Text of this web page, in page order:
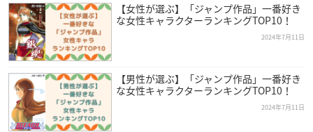
【女性が選ぶ】「ジャンプ作品」一番好き
な女性キャラクターランキングTOP10！
2024年7月11日
【男性が選ぶ】「ジャンプ作品」一番好き
な女性キャラクターランキングTOP10！
2024年7月11日